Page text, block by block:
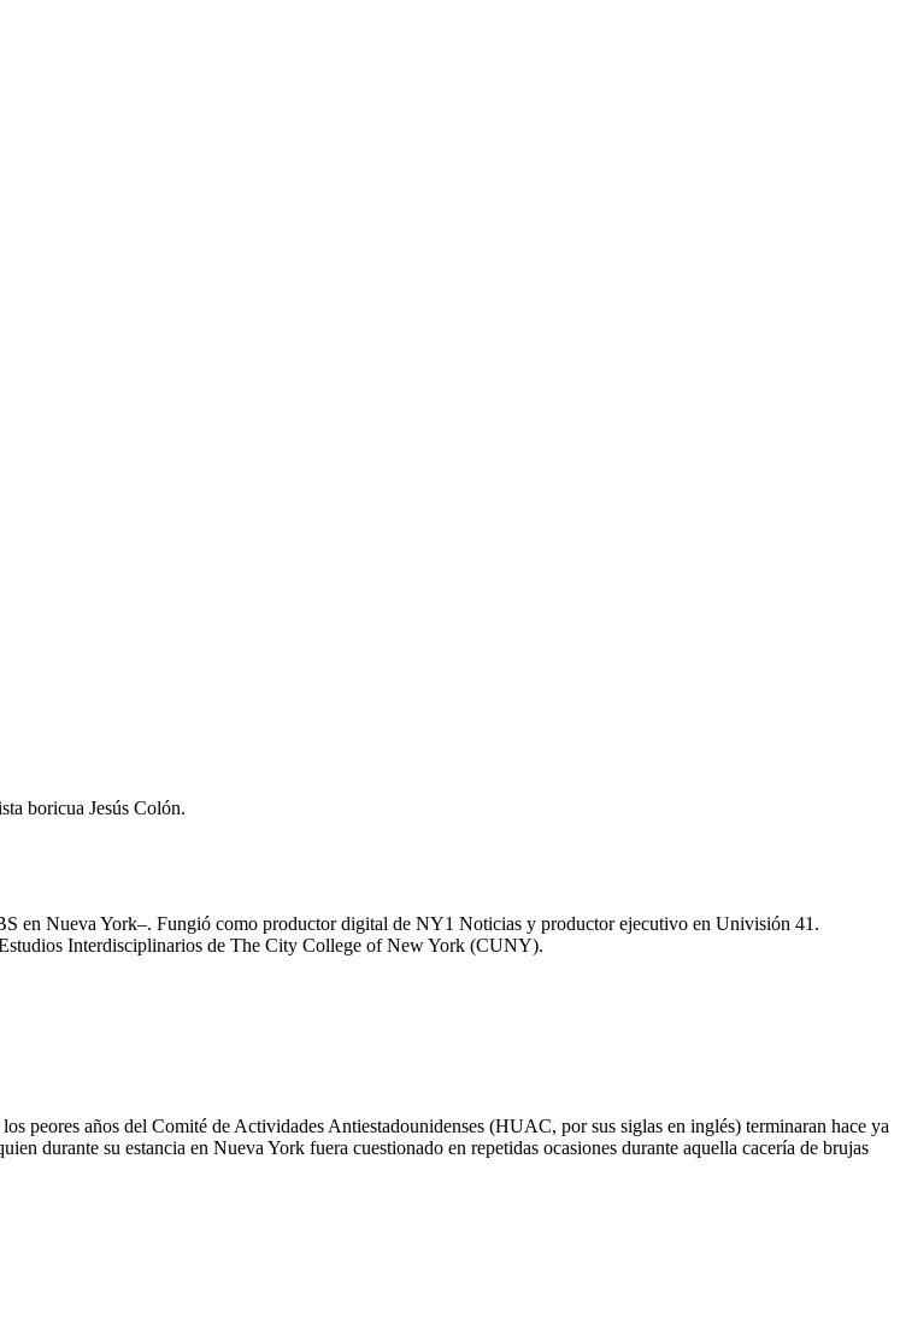
boricua Jesús Colón.
en Nueva York–. Fungió como productor digital de NY1 Noticias y productor ejecutivo en Univisión 41.
Interdisciplinarios de The City College of New York (CUNY).
peores años del Comité de Actividades Antiestadounidenses (HUAC, por sus siglas en inglés) terminaran hace ya
durante su estancia en Nueva York fuera cuestionado en repetidas ocasiones durante aquella cacería de brujas